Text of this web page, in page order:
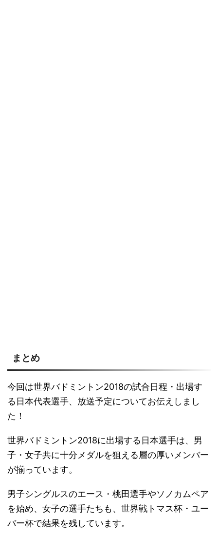
まとめ
今回は世界バドミントン2018の試合日程・出場す
る日本代表選手、放送予定についてお伝えしまし
た！
世界バドミントン2018に出場する日本選手は、男
子・女子共に十分メダルを狙える層の厚いメンバー
が揃っています。
男子シングルスのエース・桃田選手やソノカムペア
を始め、女子の選手たちも、世界戦トマス杯・ユー
バー杯で結果を残しています。